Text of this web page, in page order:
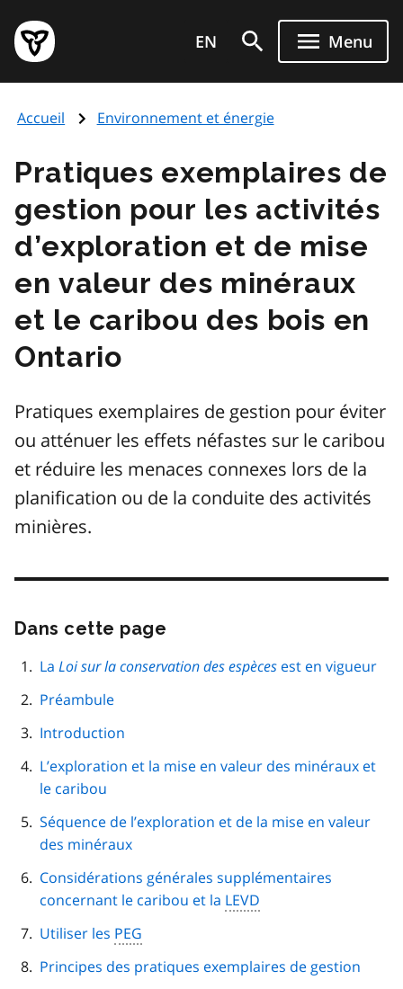
au
contenu
principal
Page
d'accueil
de
EN Menu
Accueil Environnement et énergie
Pratiques exemplaires de
gestion pour les activités
d’exploration et de mise
en valeur des minéraux
et le caribou des bois en
Ontario
Pratiques exemplaires de gestion pour éviter
ou atténuer les effets néfastes sur le caribou
et réduire les menaces connexes lors de la
planification ou de la conduite des activités
minières.
Dans cette page
navigation
La Loi sur la conservation des espèces est en vigueur
Préambule
Introduction
L’exploration et la mise en valeur des minéraux et
le caribou
Séquence de l’exploration et de la mise en valeur
des minéraux
Considérations générales supplémentaires
concernant le caribou et la LEVD
Utiliser les PEG
Principes des pratiques exemplaires de gestion